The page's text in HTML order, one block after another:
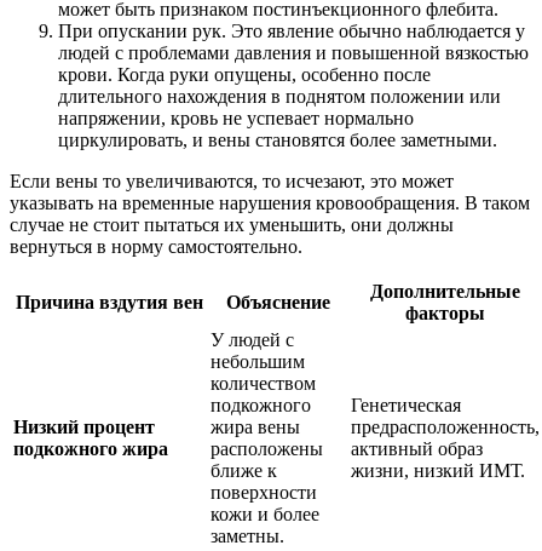
может быть признаком постинъекционного флебита.
При опускании рук. Это явление обычно наблюдается у
людей с проблемами давления и повышенной вязкостью
крови. Когда руки опущены, особенно после
длительного нахождения в поднятом положении или
напряжении, кровь не успевает нормально
циркулировать, и вены становятся более заметными.
Если вены то увеличиваются, то исчезают, это может
указывать на временные нарушения кровообращения. В таком
случае не стоит пытаться их уменьшить, они должны
вернуться в норму самостоятельно.
Причина вздутия вен Объяснение
Дополнительные
факторы
Низкий процент
подкожного жира
У людей с
небольшим
количеством
подкожного
жира вены
расположены
ближе к
поверхности
кожи и более
заметны.
Генетическая
предрасположенность,
активный образ
жизни, низкий ИМТ.